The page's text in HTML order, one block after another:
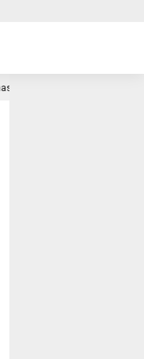
Sumur Minyak Rakyat